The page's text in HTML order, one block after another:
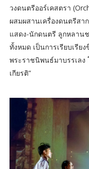
วงดนตรีออร์เคสตรา
ผสมผสานเครื่องดนตรีส
แสดง-นักดนตรี ลูกหลาน
ทั้งหมด เป็นการเรียบเรีย
พระราชนิพนธ์มาบรรเลง
เกียรติ”